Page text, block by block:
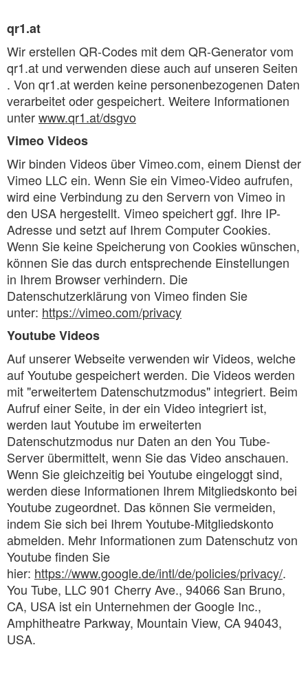
qr1.at
Wir erstellen QR-Codes mit dem QR-Generator vom
qr1.at und verwenden diese auch auf unseren Seiten
. Von qr1.at werden keine personenbezogenen Daten
verarbeitet oder gespeichert. Weitere Informationen
unterwww.qr1.at/dsgvo
Vimeo Videos
Wir binden Videos über Vimeo.com, einem Dienst der
Vimeo LLC ein. Wenn Sie ein Vimeo-Video aufrufen,
wird eine Verbindung zu den Servern von Vimeo in
den USA hergestellt. Vimeo speichert ggf. Ihre IP-
Adresse und setzt auf Ihrem Computer Cookies.
Wenn Sie keine Speicherung von Cookies wünschen,
können Sie das durch entsprechende Einstellungen
in Ihrem Browser verhindern. Die
Datenschutzerklärung von Vimeo finden Sie
unter: https://vimeo.com/privacy
Youtube Videos
Auf unserer Webseite verwenden wir Videos, welche
auf Youtube gespeichert werden. Die Videos werden
mit "erweitertem Datenschutzmodus" integriert. Beim
Aufruf einer Seite, in der ein Video integriert ist,
werden laut Youtube im erweiterten
Datenschutzmodus nur Daten an den You Tube-
Server übermittelt, wenn Sie das Video anschauen.
Wenn Sie gleichzeitig bei Youtube eingeloggt sind,
werden diese Informationen Ihrem Mitgliedskonto bei
Youtube zugeordnet. Das können Sie vermeiden,
indem Sie sich bei Ihrem Youtube-Mitgliedskonto
abmelden. Mehr Informationen zum Datenschutz von
Youtube finden Sie
hier: https://www.google.de/intl/de/policies/privacy/.
You Tube, LLC 901 Cherry Ave., 94066 San Bruno,
CA, USA ist ein Unternehmen der Google Inc.,
Amphitheatre Parkway, Mountain View, CA 94043,
USA.